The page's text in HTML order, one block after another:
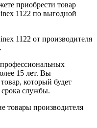
приобрести товар
1122 по выгодной
1122 от производителя
15 лет. Вы
который будет
срока службы.
товары производителя